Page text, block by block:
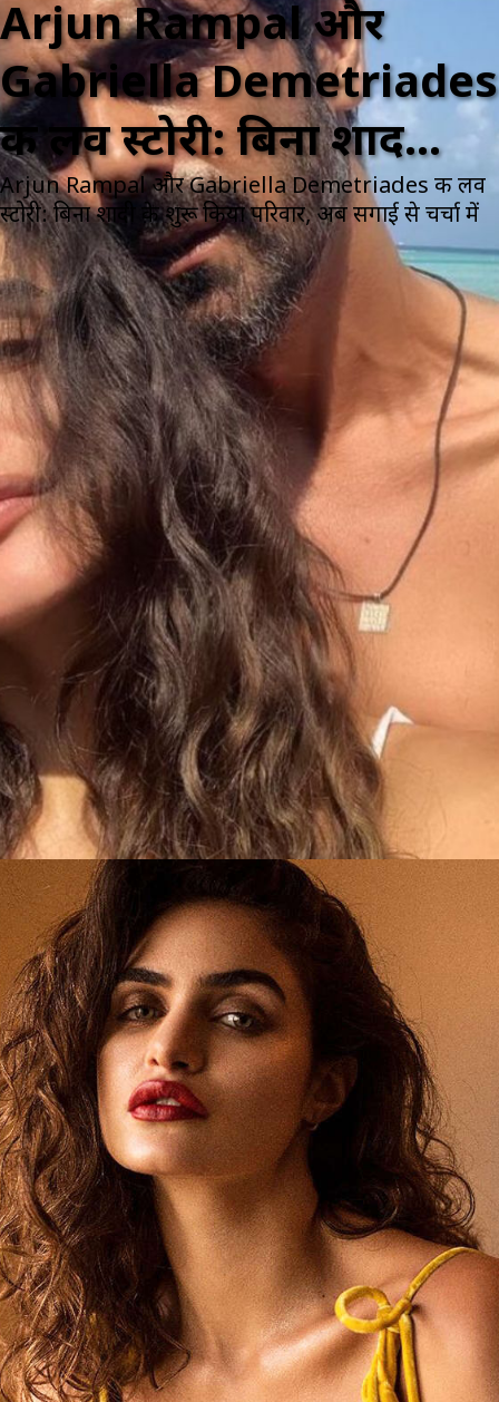
Web Story
गैब्रिएला डेमेट्रियाडेस एक
साउथ अफ्रीकन मॉडल,
डिजाइनर और एंट...
गैब्रिएला डेमेट्रियाडेस एक साउथ अफ्रीकन मॉडल, डिजाइनर और
एंटरप्रेन्योर हैं, जो भारत में भी काफी लोकप्रिय हैं।